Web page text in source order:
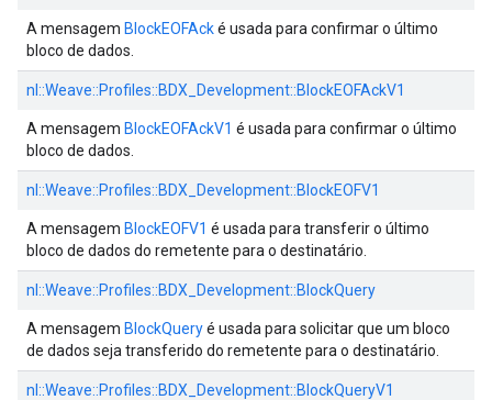
A mensagem BlockEOFAcké usada para confirmar o último
bloco de dados.
nl::Weave::Profiles::BDX_Development::BlockEOFAckV1
A mensagem BlockEOFAckV1 é usada para confirmar o último
bloco de dados.
nl::Weave::Profiles::BDX_Development::BlockEOFV1
A mensagem BlockEOFV1 é usada para transferir o último
bloco de dados do remetente para o destinatário.
nl::Weave::Profiles::BDX_Development::BlockQuery
A mensagem BlockQueryé usada para solicitar que um bloco
de dados seja transferido do remetente para o destinatário.
nl::Weave::Profiles::BDX_Development::BlockQueryV1